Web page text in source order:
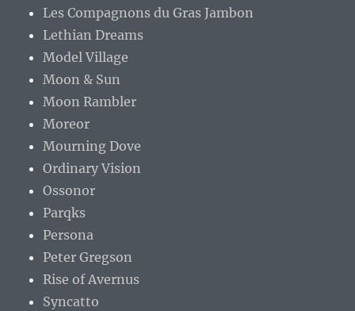
Les Compagnons du Gras Jambon
Lethian Dreams
Model Village
Moon & Sun
Moon Rambler
Moreor
Mourning Dove
Ordinary Vision
Ossonor
Parqks
Persona
Peter Gregson
Rise of Avernus
Syncatto